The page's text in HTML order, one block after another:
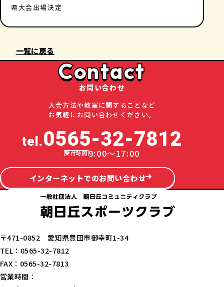
県大会出場決定
一覧に戻る
Contact
お問い合わせ
入会方法や教室に関することなど
お気軽にお問い合わせください。
tel.0565-32-7812
9:00～17:00
インターネットでのお問い合わせ
〒471-0852 愛知県豊田市御幸町1-34
TEL：0565-32-7812
FAX：0565-32-7813
営業時間：